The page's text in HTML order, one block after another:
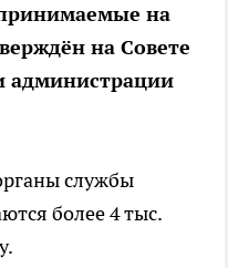
на
на Совете
администрации
службы
более 4 тыс.